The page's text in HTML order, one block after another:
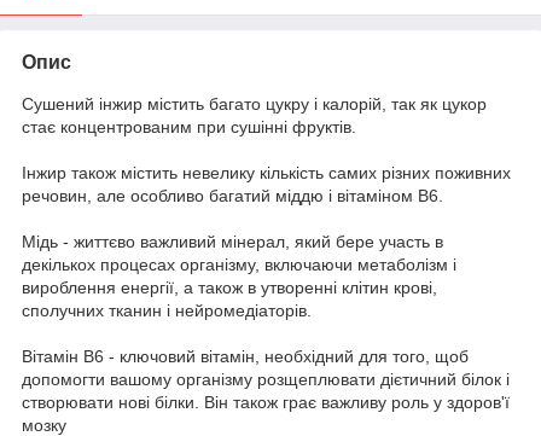
Опис
Сушений інжир містить багато цукру і калорій, так як цукор
стає концентрованим при сушінні фруктів.
Інжир також містить невелику кількість самих різних поживних
речовин, але особливо багатий міддю і вітаміном B6.
Мідь - життєво важливий мінерал, який бере участь в
декількох процесах організму, включаючи метаболізм і
вироблення енергії, а також в утворенні клітин крові,
сполучних тканин і нейромедіаторів.
Вітамін B6 - ключовий вітамін, необхідний для того, щоб
допомогти вашому організму розщеплювати дієтичний білок і
створювати нові білки. Він також грає важливу роль у здоров'ї
мозку